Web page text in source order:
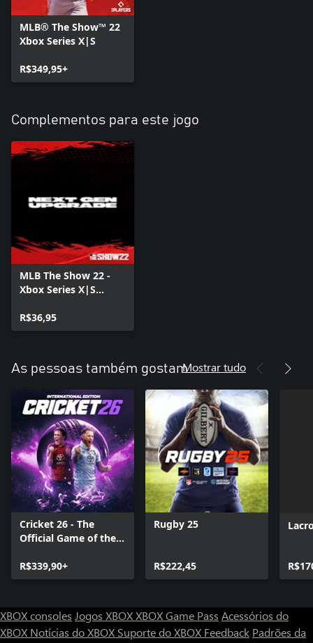
MLB® The Show™ 22
Xbox Series X|S
R$349,95+
Complementos para este jogo
MLB The Show 22 -
Xbox Series X|S
R$36,95
As pessoas também gostamMostrar tudo
Cricket 26 - The
Official Game of the
R$339,90+
Rugby 25
R$222,45
XBOX consoles Jogos XBOXXBOX Game Pass Acessórios do
XBOX Notícias do XBOX Suporte do XBOX Feedback Padrões da